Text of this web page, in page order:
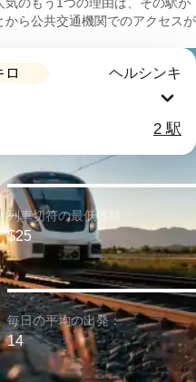
ら公共交通機関でのアクセスが
ロ ヘルシンキ
2 駅
列車切符の最低価格：
$25
毎日の平均の出発：
14